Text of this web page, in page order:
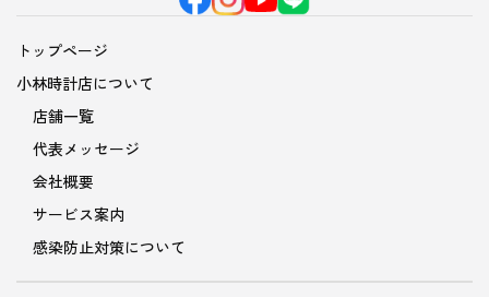
トップページ
小林時計店について
店舗一覧
代表メッセージ
会社概要
サービス案内
感染防止対策について